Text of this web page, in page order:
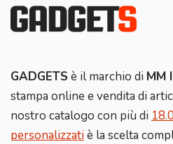
GADGETS è il marchio di MM
stampa online e vendita di
nostro catalogo con più di
personalizzatiè la scelta